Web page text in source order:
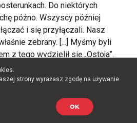
Do niektórych
późno. Wszyscy później
i się przyłączali. Nasz
zebrany. [...] Myśmy byli
z tego wydzielił się „Ostoja”.
zdawałam z tego sprawy,
się wszyscy szukać, to
ja jestem w takim kole gdzie
była w „Baszcie” na Mokotowie.
który [był] razem z bratem w
strony wyrażasz zgodę na używanie
OK